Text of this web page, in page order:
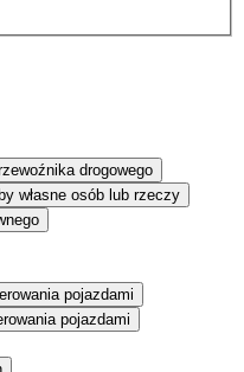
drogowego
własne osób lub rzeczy
pojazdami
pojazdami